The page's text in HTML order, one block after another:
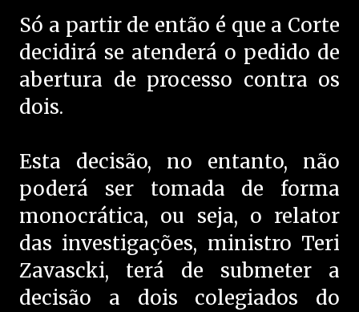
Só a partir de então é que a Corte
decidirá se atenderá o pedido de
abertura de processo contra os
dois.
Esta decisão, no entanto, não
poderá ser tomada de forma
monocrática, ou seja, o relator
das investigações, ministro Teri
Zavascki, terá de submeter a
decisão a dois colegiados do